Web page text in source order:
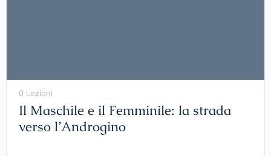
0 Lezioni
Il Maschile e il Femminile: la strada
verso l’Androgino